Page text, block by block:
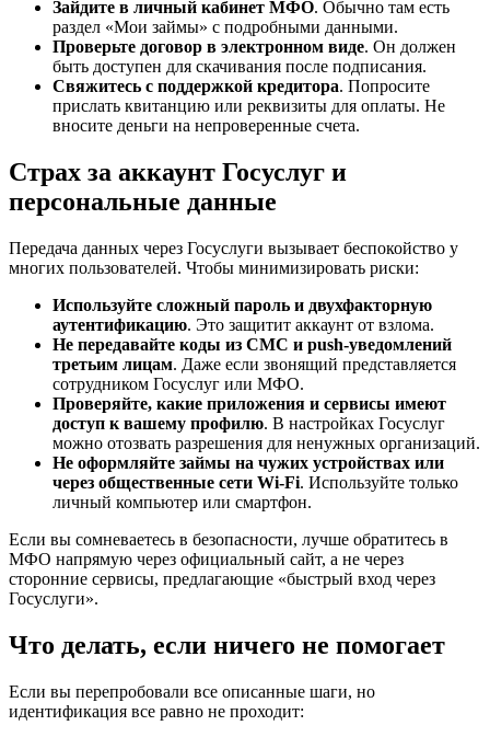
Зайдите в личный кабинет МФО. Обычно там есть
раздел «Мои займы» с подробными данными.
Проверьте договор в электронном виде. Он должен
быть доступен для скачивания после подписания.
Свяжитесь с поддержкой кредитора. Попросите
прислать квитанцию или реквизиты для оплаты. Не
вносите деньги на непроверенные счета.
Страх за аккаунт Госуслуг и
персональные данные
Передача данных через Госуслуги вызывает беспокойство у
многих пользователей. Чтобы минимизировать риски:
Используйте сложный пароль и двухфакторную
аутентификацию. Это защитит аккаунт от взлома.
Не передавайте коды из СМС и push-уведомлений
третьим лицам. Даже если звонящий представляется
сотрудником Госуслуг или МФО.
Проверяйте, какие приложения и сервисы имеют
доступ к вашему профилю. В настройках Госуслуг
можно отозвать разрешения для ненужных организаций.
Не оформляйте займы на чужих устройствах или
через общественные сети Wi-Fi. Используйте только
личный компьютер или смартфон.
Если вы сомневаетесь в безопасности, лучше обратитесь в
МФО напрямую через официальный сайт, а не через
сторонние сервисы, предлагающие «быстрый вход через
Госуслуги».
Что делать, если ничего не помогает
Если вы перепробовали все описанные шаги, но
идентификация все равно не проходит: